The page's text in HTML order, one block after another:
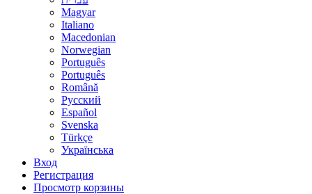
Magyar
Italiano
Macedonian
Norwegian
Português
Português
Română
Русский
Español
Svenska
Türkçe
Українська
Вход
Регистрация
Просмотр корзины